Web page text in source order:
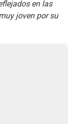
en las
joven por su